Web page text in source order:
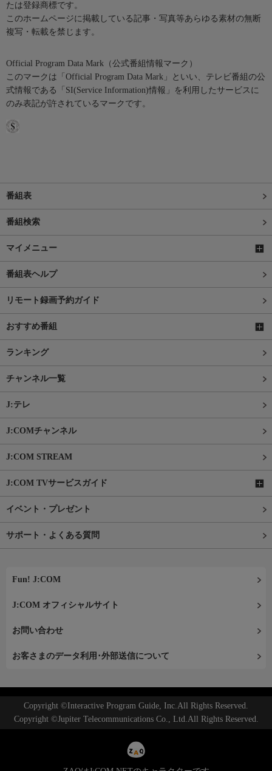
たは登録商標です。
このホームページに掲載している記事・写真等あらゆる素材の無断
複写・転載を禁じます。
Official Program Data Mark（公式番組情報マーク）
このマークは「Official Program Data Mark」といい、テレビ番組の公
式情報である「SI(Service Information)情報」を利用したサービスに
のみ表記が許されているマークです。
番組表
番組検索
マイメニュー
番組表ヘルプ
リモート録画予約ガイド
おすすめ番組
ランキング
チャンネル一覧
J:テレ
J:COMチャンネル
J:COM STREAM
J:COM TVサービスガイド
イベント・プレゼント
サポート・よくある質問
Fun! J:COM
J:COM オフィシャルサイト
お問い合わせ
お客さまのデータ利用･外部送信について
Copyright ©Interactive Program Guide, Inc.All Rights Reserved.
Copyright ©Jupiter Telecommunications Co., Ltd.All Rights Reserved.